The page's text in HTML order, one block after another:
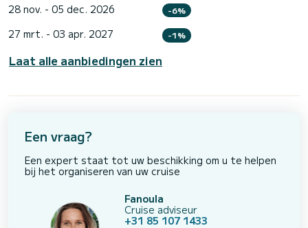
28 nov. - 05 dec. 2026 -6%
27 mrt. - 03 apr. 2027 -1%
Laat alle aanbiedingen zien
Een vraag?
Een expert staat tot uw beschikking om u te helpen
bij het organiseren van uw cruise
Fanoula
Cruise adviseur
+31 85 107 1433